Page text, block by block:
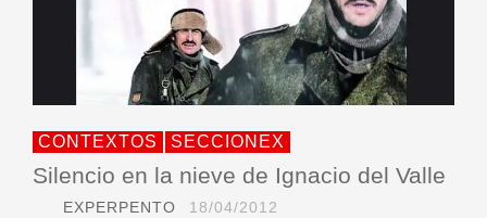
CONTEXTOS SECCIONEX
Silencio en la nieve de Ignacio del Valle
EXPERPENTO 18/04/2012